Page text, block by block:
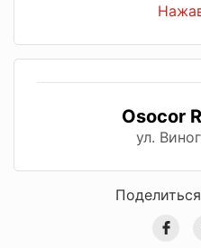
Osocor
ул.